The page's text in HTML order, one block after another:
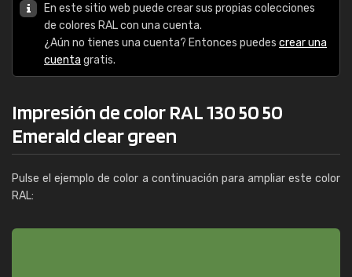
En este sitio web puede crear sus propias colecciones
de colores RAL con una cuenta.
¿Aún no tienes una cuenta? Entonces puedes crear una
cuenta gratis.
Impresión de color RAL 130 50 50
Emerald clear green
Pulse el ejemplo de color a continuación para ampliar este color
RAL: